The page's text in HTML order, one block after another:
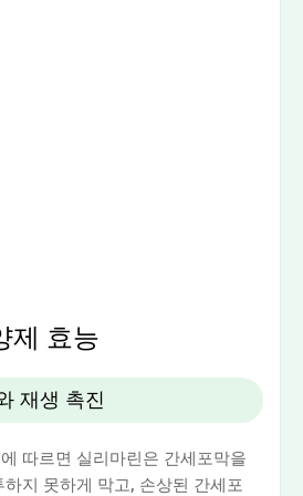
제 효능
재생 촉진
따르면 실리마린은 간세포막을
지 못하게 막고, 손상된 간세포